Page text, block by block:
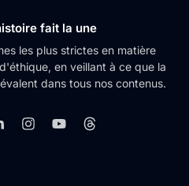
fait la une
les plus strictes en matière
en veillant à ce que la
dans tous nos contenus.